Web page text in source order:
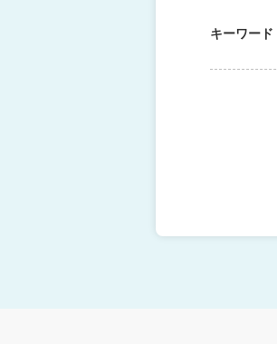
キーワード